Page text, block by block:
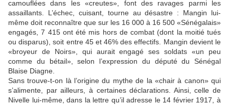
camouflées dans les «creutes», font des ravages parmi les
assaillants. L’échec, cuisant, tourne au désastre : Mangin lui-
même doit reconnaître que sur les 16 000 à 16 500 «Sénégalais»
engagés, 7 415 ont été mis hors de combat (dont la moitié tués
ou disparus), soit entre 45 et 46% des effectifs. Mangin devient le
«broyeur de Noirs», qui aurait engagé ses soldats «un peu
comme du bétail», selon l’expression du député du Sénégal
Blaise Diagne.
Sans trouve-t-on là l’origine du mythe de la «chair à canon» qui
s’alimente, par ailleurs, à certaines déclarations. Ainsi, celle de
Nivelle lui-même, dans la lettre qu’il adresse le 14 février 1917, à